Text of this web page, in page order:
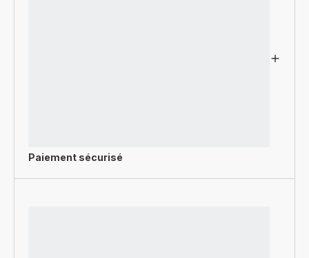
Paiement sécurisé